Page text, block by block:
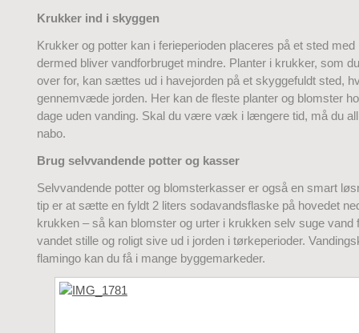
Krukker ind i skyggen
Krukker og potter kan i ferieperioden placeres på et sted med
dermed bliver vandforbruget mindre. Planter i krukker, som
over for, kan sættes ud i havejorden på et skyggefuldt sted,
gennemvæde jorden. Her kan de fleste planter og blomster
dage uden vanding. Skal du være væk i længere tid, må du
nabo.
Brug selvvandende potter og kasser
Selvvandende potter og blomsterkasser er også en smart
tip er at sætte en fyldt 2 liters sodavandsflaske på hovedet
krukken – så kan blomster og urter i krukken selv suge vand
vandet stille og roligt sive ud i jorden i tørkeperioder.
flamingo kan du få i mange byggemarkeder.